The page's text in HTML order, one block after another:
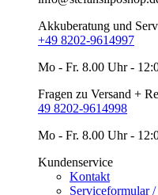
Akkuberatung und
+49 8202-9614997
Mo - Fr. 8.00 Uhr -
Fragen zu Versand +
49 8202-9614998
Mo - Fr. 8.00 Uhr -
Kundenservice
Kontakt
Serviceformular